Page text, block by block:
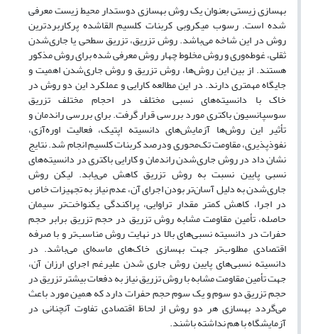
بهسازی زیستی بعنوان یک روش بهسازی دوستدار محیط زیست معرفی
شده است. رسوب میکروبی کربنات کلسیم القاشده پرکاربردترین
روش در این شاخه می‌باشد. روش تزریق، تزریق سطحی یا جاری‌شدن
ثقلی، غوطه‌وری و روش مخلوط چهار روش معرفی شده برای روش مذکور
هستند. از بین این روش‌ها، روش تزریق و روش جاری‌شدن اهمیت و
جایگاه مهمتری دارند. در این مطالعه کارایی و عملکرد این دو روش در
خاک با دانسیته‌های نسبی مختلف در احجام مختلف تزریق
سوسپانسیون باکتری مورد بررسی قرار گرفت. برای بررسی راندمان و
تأثیر این روش‌ها آزمایش‌های دانسیته اپتیک، فعالیت اوره‌آزی،
نفوذپذیری، مقاومت تک‌محوری ودرصد کربنات کلسیم انجام شد. نتایج
نشان داد در روش جاری‌شدن راندمان و کارایی باکتری در دانسیته‌های
نسبی پایین نسبت به روش تزریق کاهش می‌یابد. لیکن روش
جاری‌شدن به دلیل آسان‌تر بودن اجرای آن، عدم نیاز به تجهیزات خاص
در اجرا‌، کاهش کمتر مقدار تراوایی، پراکندگی یکنواخت‌تر سیمان
حاصله، تأمین مقاومت مشابه روش تزریق در حجم تزریق برابر حجم
حفرات در دانسیته نسبی‌های بالا در نهایت روش مناسب‌تر و با صرفه
اقتصادی مطلوب‌تر جهت بهسازی خاک‌های ماسه‌ای می‌باشد. در
دانسیته نسبی‌های پایین روش جاری شدن علیرغم اجرای ارزان آن،
جهت تأمین مقاومت مشابه با روش تزریق نیاز به دفعات بیشتر تزریق در
حجم تزریق دو سوم و یک سوم حجم حفرات دارد که همین مورد باعث
می‌گردد بهسازی هر دو روش از لحاظ اقتصادی تفاوت آنچنانی در
آزمایشگاه با هم نداشته باشند.